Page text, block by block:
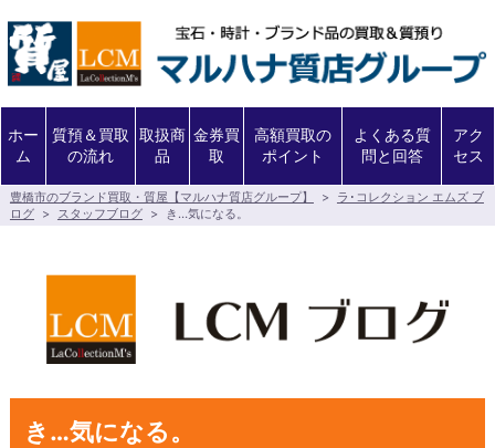
ホー
ム
質預＆買取
の流れ
取扱商
品
金券買
取
高額買取の
ポイント
よくある質
問と回答
アク
セス
豊橋市のブランド買取・質屋【マルハナ質店グループ】 >
ラ･コレクション エムズ ブ
ログ > スタッフブログ > き…気になる。
き…気になる。